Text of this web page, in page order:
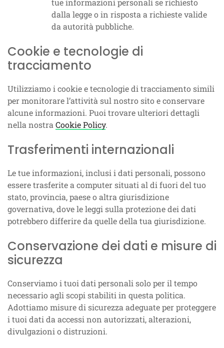
tue informazioni personali se richiesto
dalla legge o in risposta a richieste valide
da autorità pubbliche.
Cookie e tecnologie di
tracciamento
Utilizziamo i cookie e tecnologie di tracciamento simili
per monitorare l’attività sul nostro sito e conservare
alcune informazioni. Puoi trovare ulteriori dettagli
nella nostra Cookie Policy.
Trasferimenti internazionali
Le tue informazioni, inclusi i dati personali, possono
essere trasferite a computer situati al di fuori del tuo
stato, provincia, paese o altra giurisdizione
governativa, dove le leggi sulla protezione dei dati
potrebbero differire da quelle della tua giurisdizione.
Conservazione dei dati e misure di
sicurezza
Conserviamo i tuoi dati personali solo per il tempo
necessario agli scopi stabiliti in questa politica.
Adottiamo misure di sicurezza adeguate per proteggere
i tuoi dati da accessi non autorizzati, alterazioni,
divulgazioni o distruzioni.